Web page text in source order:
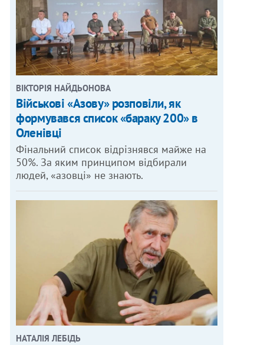
ВІКТОРІЯ НАЙДЬОНОВА
Військові «Азову» розповіли, як
формувався список «бараку 200» в
Оленівці
Фінальний список відрізнявся майже на
50%. За яким принципом відбирали
людей, «азовці» не знають.
НАТАЛІЯ ЛЕБІДЬ